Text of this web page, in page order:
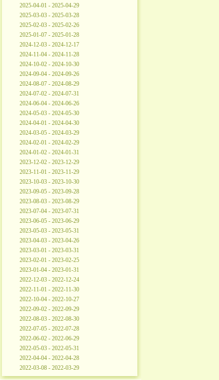
2025-04-01 - 2025-04-29
2025-03-03 - 2025-03-28
2025-02-03 - 2025-02-26
2025-01-07 - 2025-01-28
2024-12-03 - 2024-12-17
2024-11-04 - 2024-11-28
2024-10-02 - 2024-10-30
2024-09-04 - 2024-09-26
2024-08-07 - 2024-08-29
2024-07-02 - 2024-07-31
2024-06-04 - 2024-06-26
2024-05-03 - 2024-05-30
2024-04-01 - 2024-04-30
2024-03-05 - 2024-03-29
2024-02-01 - 2024-02-29
2024-01-02 - 2024-01-31
2023-12-02 - 2023-12-29
2023-11-01 - 2023-11-29
2023-10-03 - 2023-10-30
2023-09-05 - 2023-09-28
2023-08-03 - 2023-08-29
2023-07-04 - 2023-07-31
2023-06-05 - 2023-06-29
2023-05-03 - 2023-05-31
2023-04-03 - 2023-04-26
2023-03-01 - 2023-03-31
2023-02-01 - 2023-02-25
2023-01-04 - 2023-01-31
2022-12-03 - 2022-12-24
2022-11-01 - 2022-11-30
2022-10-04 - 2022-10-27
2022-09-02 - 2022-09-29
2022-08-03 - 2022-08-30
2022-07-05 - 2022-07-28
2022-06-02 - 2022-06-29
2022-05-03 - 2022-05-31
2022-04-04 - 2022-04-28
2022-03-08 - 2022-03-29